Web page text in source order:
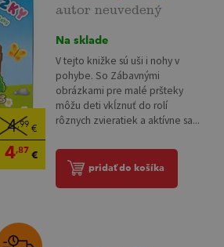
4,99 €
4,87 €
autor neuvedený
Na sklade
V tejto knižke sú uši i nohy v
pohybe. So Zábavnými
obrázkami pre malé pršteky
môžu deti vkĺznuť do rolí
rôznych zvieratiek a aktívne sa...
pridať do košíka